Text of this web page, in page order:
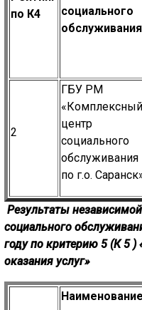
по К4
социального
2
ГБУ РМ
«Комплексный
центр
социального
обслуживания
по г.о.
Результаты
социального
году по критерию 5 (К5 )
оказания услуг»
Наименование